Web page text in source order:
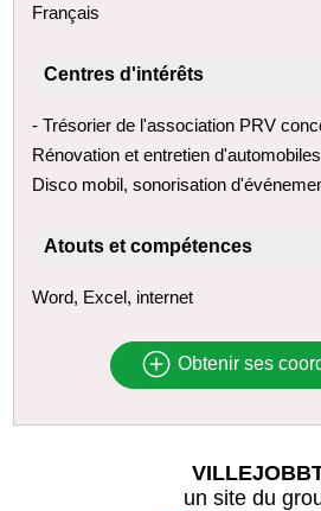
Français
Centres d'intérêts
- Trésorier de l'association PRV
Rénovation et entretien
Disco mobil, sonorisation
Atouts et compétences
Word, Excel, internet
Obtenir ses
un site du